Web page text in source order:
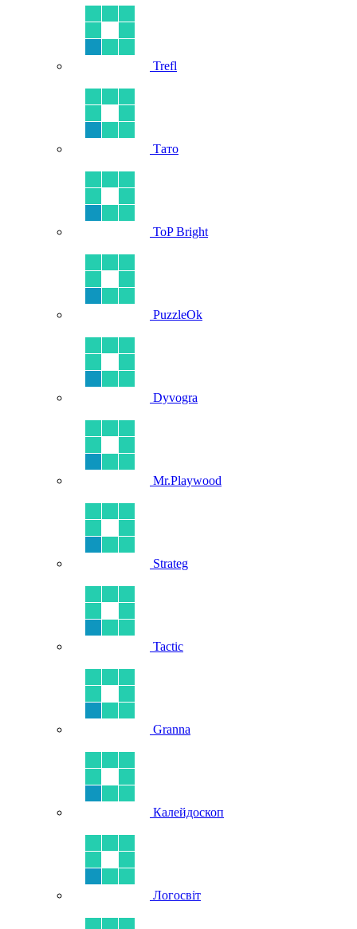
Trefl
Тато
ToP Bright
PuzzleOk
Dyvogra
Mr.Playwood
Strateg
Tactic
Granna
Калейдоскоп
Логосвіт